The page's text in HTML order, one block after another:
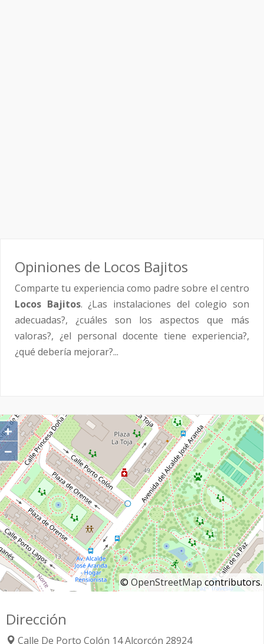
Opiniones de Locos Bajitos
Comparte tu experiencia como padre sobre el centro
Locos Bajitos. ¿Las instalaciones del colegio son
adecuadas?, ¿cuáles son los aspectos que más
valoras?, ¿el personal docente tiene experiencia?,
¿qué debería mejorar?...
+
−
©OpenStreetMap contributors.
Dirección
Calle De Porto Colón 14Alcorcón 28924